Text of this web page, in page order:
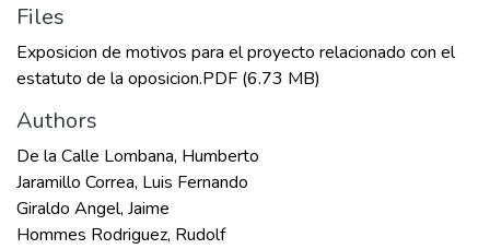
Files
Exposicion de motivos para el proyecto relacionado con el
estatuto de la oposicion.PDF (6.73 MB)
Authors
De la Calle Lombana, Humberto
Jaramillo Correa, Luis Fernando
Giraldo Angel, Jaime
Hommes Rodriguez, Rudolf